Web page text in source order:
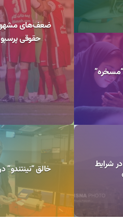
ضعف‌های
حقوقی
“مسخره”
خالق
شرایط